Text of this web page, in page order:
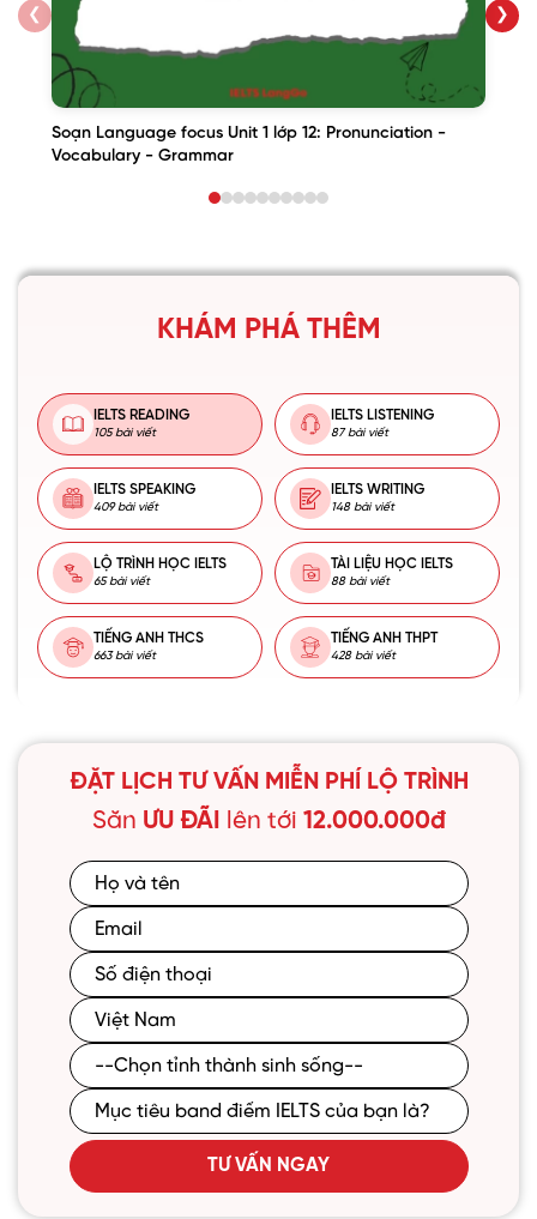
❮
Soạn Language focus Unit 1 lớp 12: Pronunciation -
Vocabulary - Grammar
❯
KHÁM PHÁ THÊM
IELTS READING
105 bài viết
IELTS LISTENING
87 bài viết
IELTS SPEAKING
409 bài viết
IELTS WRITING
148 bài viết
LỘ TRÌNH HỌC IELTS
65 bài viết
TÀI LIỆU HỌC IELTS
88 bài viết
TIẾNG ANH THCS
663 bài viết
TIẾNG ANH THPT
428 bài viết
ĐẶT LỊCH TƯ VẤN MIỄN PHÍ LỘ TRÌNH
Săn ƯU ĐÃI lên tới 12.000.000đ
TƯ VẤN NGAY